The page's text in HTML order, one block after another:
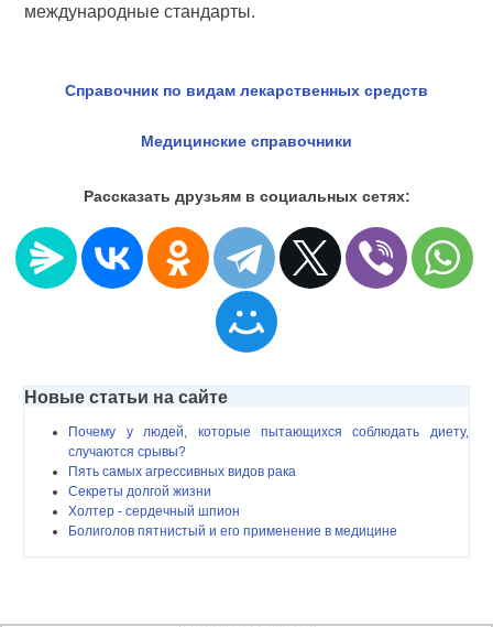
международные стандарты.
Справочник по видам лекарственных средств
Медицинские справочники
Рассказать друзьям в социальных сетях:
Новые статьи на сайте
Почему у людей, которые пытающихся соблюдать диету,
случаются срывы?
Пять самых агрессивных видов рака
Секреты долгой жизни
Холтер - сердечный шпион
Болиголов пятнистый и его применение в медицине